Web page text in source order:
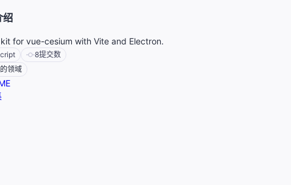
绍
for vue-cesium with Vite and Electron.
8提交数
领域